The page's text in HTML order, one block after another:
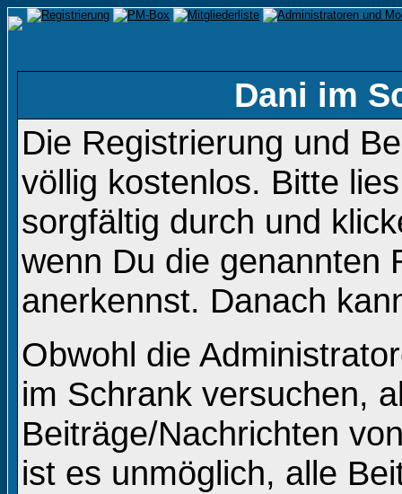
Dani im
Die Registrierung und
völlig kostenlos. Bitte
sorgfältig durch und
wenn Du die genannten
anerkennst. Danach
Obwohl die
im Schrank versuchen,
Beiträge/Nachrichten
ist es unmöglich, alle